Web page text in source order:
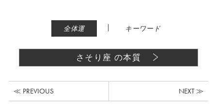
全体運 | キーワード
さそり座 の本質
≪ PREVIOUS NEXT ≫